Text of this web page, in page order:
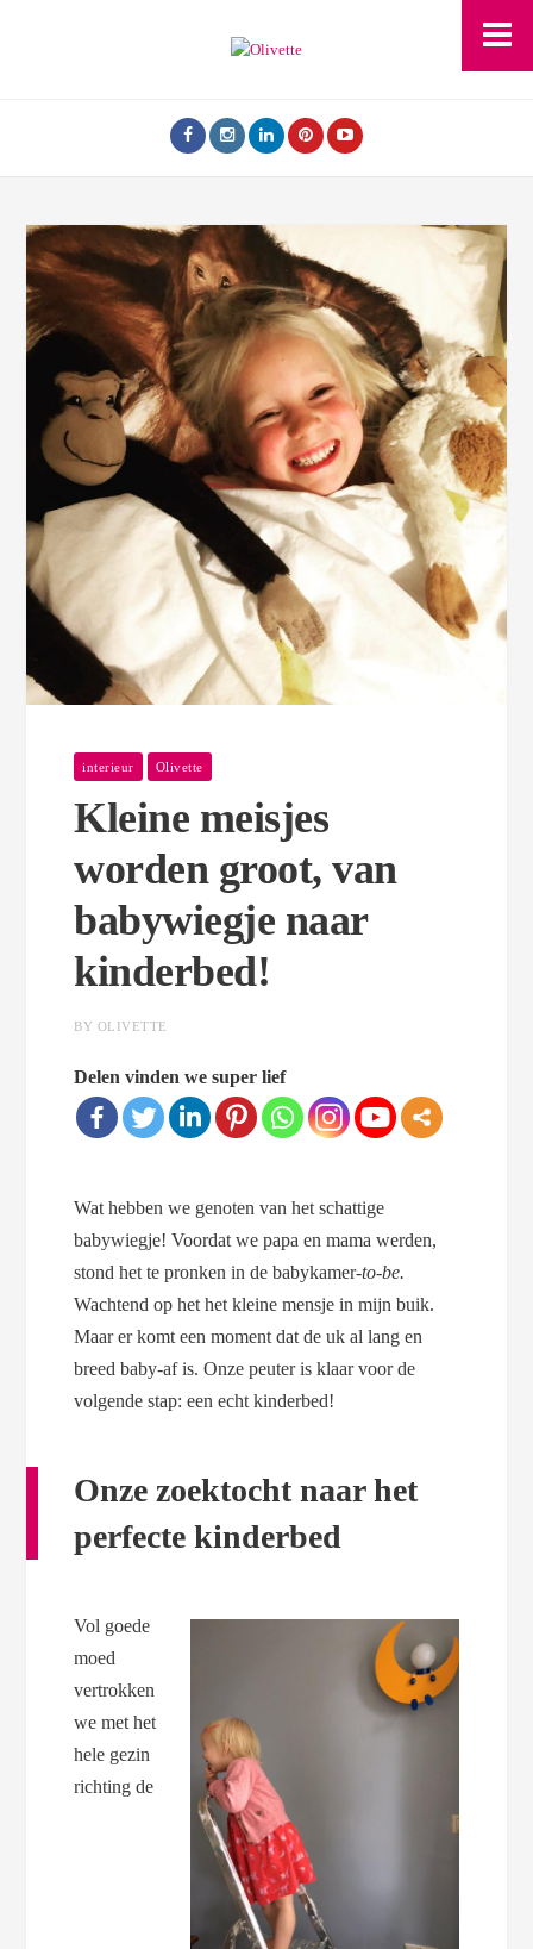
interieur Olivette
Kleine meisjes
worden groot, van
babywiegje naar
kinderbed!
BY OLIVETTE
Delen vinden we super lief
Wat hebben we genoten van het schattige
babywiegje! Voordat we papa en mama werden,
stond het te pronken in de babykamer-to-be.
Wachtend op het het kleine mensje in mijn buik.
Maar er komt een moment dat de uk al lang en
breed baby-af is. Onze peuter is klaar voor de
volgende stap: een echt kinderbed!
Onze zoektocht naar het
perfecte kinderbed
Vol goede
moed
vertrokken
we met het
hele gezin
richting de